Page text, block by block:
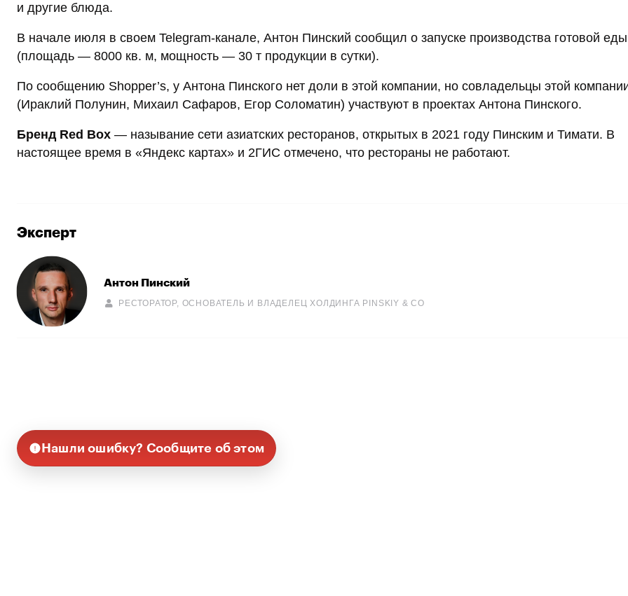
и другие блюда.
В начале июля в своем Telegram-канале, Антон Пинский сообщил о запуске производства готовой еды
(площадь — 8000 кв. м, мощность — 30 т продукции в сутки).
По сообщению Shopper’s, у Антона Пинского нет доли в этой компании, но совладельцы этой
(Ираклий Полунин, Михаил Сафаров, Егор Соломатин) участвуют в проектах Антона Пинского.
Бренд Red Box — называние сети азиатских ресторанов, открытых в 2021 году Пинским и Тимати. В
настоящее время в «Яндекс картах» и 2ГИС отмечено, что рестораны не работают.
Эксперт
Антон Пинский
РЕСТОРАТОР, ОСНОВАТЕЛЬ И ВЛАДЕЛЕЦ ХОЛДИНГА PINSKIY & CO
Нашли ошибку? Сообщите об этом